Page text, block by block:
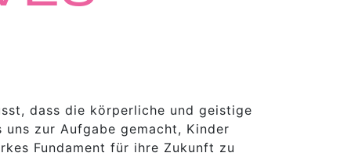
dass die körperliche und geistige
zur Aufgabe gemacht, Kinder
Fundament für ihre Zukunft zu